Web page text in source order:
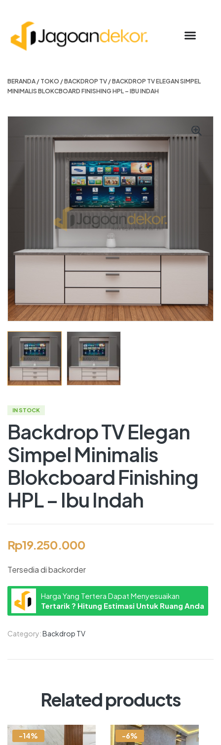
BERANDA / TOKO /BACKDROP TV / BACKDROP TV ELEGAN SIMPEL
MINIMALIS BLOKCBOARD FINISHING HPL – IBU INDAH
IN STOCK
Backdrop TV Elegan
Simpel Minimalis
Blokcboard Finishing
HPL – Ibu Indah
Rp19.250.000
Tersedia di backorder
Harga Yang Tertera Dapat Menyesuaikan
Tertarik ? Hitung Estimasi Untuk Ruang Anda
Category:Backdrop TV
Related products
-14% -6%